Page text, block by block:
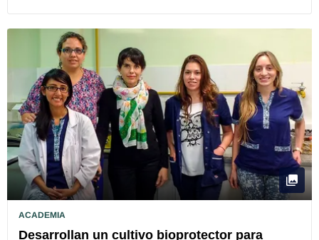
ACADEMIA
Desarrollan un cultivo bioprotector para